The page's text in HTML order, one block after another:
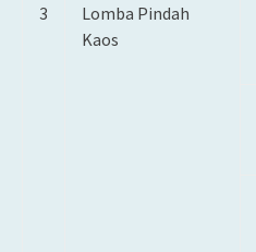
3
Lomba Pindah
Kaos